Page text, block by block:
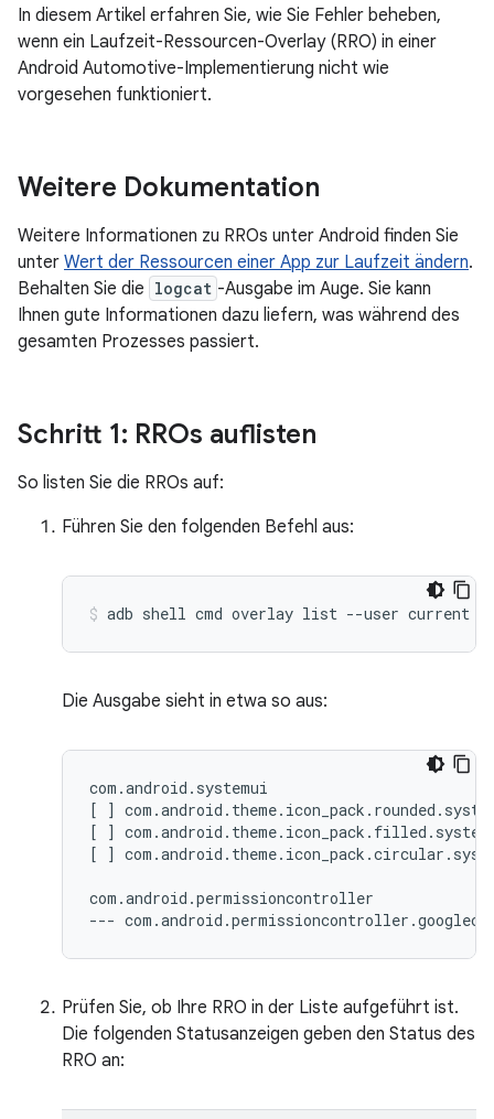
In diesem Artikel erfahren Sie, wie Sie Fehler beheben,
wenn ein Laufzeit-Ressourcen-Overlay (RRO) in einer
Android Automotive-Implementierung nicht wie
vorgesehen funktioniert.
Weitere Dokumentation
Weitere Informationen zu RROs unter Android finden Sie
unter Wert der Ressourcen einer App zur Laufzeit ändern.
Behalten Sie die logcat -Ausgabe im Auge. Sie kann
Ihnen gute Informationen dazu liefern, was während des
gesamten Prozesses passiert.
Schritt 1: RROs auflisten
So listen Sie die RROs auf:
Führen Sie den folgenden Befehl aus:
adb shell cmd overlay list --user current
Die Ausgabe sieht in etwa so aus:
com.android.systemui
[ ]
[ ]
[ ]
com.android.permissioncontroller
Prüfen Sie, ob Ihre RRO in der Liste aufgeführt ist.
Die folgenden Statusanzeigen geben den Status des
RRO an: